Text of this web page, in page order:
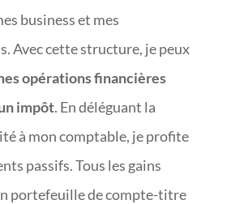
business et mes
Avec cette structure, je peux
opérations financières
impôt. En déléguant la
à mon comptable, je profite
passifs. Tous les gains
portefeuille de compte-titre